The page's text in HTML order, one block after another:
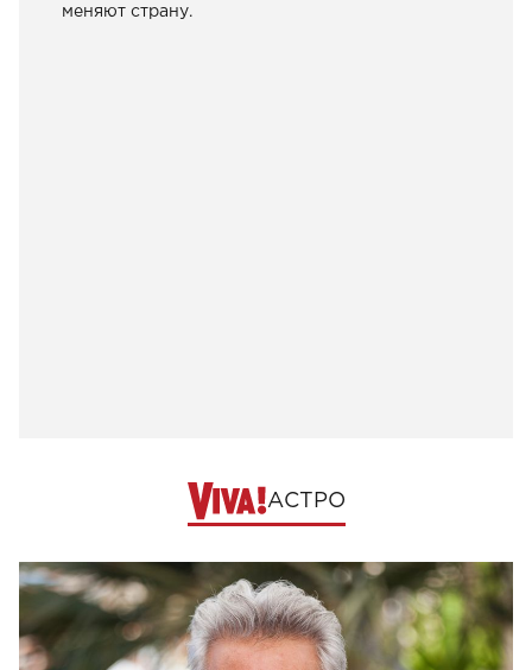
меняют страну.
АСТРО